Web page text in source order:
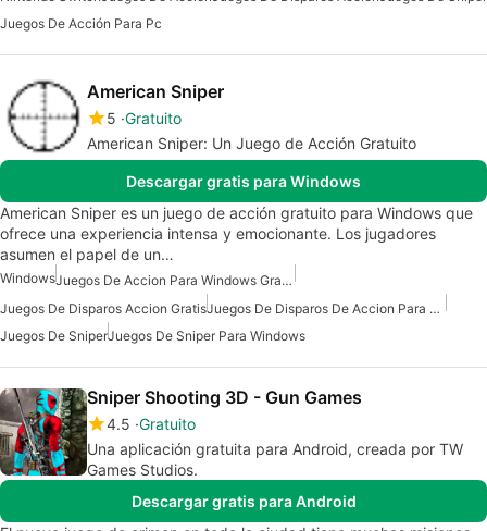
Juegos De Acción Para Pc
American Sniper
5 Gratuito
American Sniper: Un Juego de Acción Gratuito
Descargar gratis para Windows
American Sniper es un juego de acción gratuito para Windows que
ofrece una experiencia intensa y emocionante. Los jugadores
asumen el papel de un…
Windows
Juegos De Accion Para Windows Gratis
Juegos De Disparos Accion Gratis
Juegos De Disparos De Accion Para Windows
Juegos De SniperJuegos De Sniper Para Windows
Sniper Shooting 3D - Gun Games
4.5 Gratuito
Una aplicación gratuita para Android, creada por TW
Games Studios.
Descargar gratis para Android